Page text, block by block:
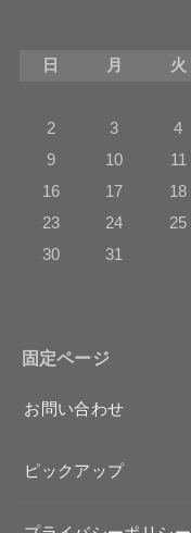
日
月 火
2
3 4
9
10 11
16
17 18
23
24 25
30
31
固定ページ
お問い合わせ
ピックアップ